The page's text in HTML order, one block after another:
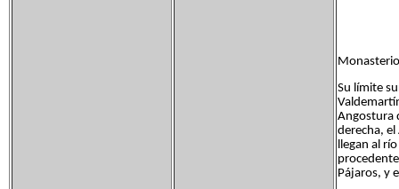
Su límite
Angostura
derecha, el
llegan al
Pájaros, y